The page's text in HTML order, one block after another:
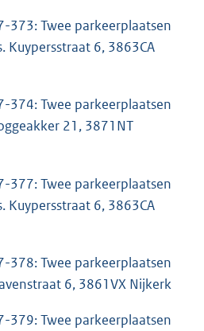
373: Twee parkeerplaatsen
Kuypersstraat 6, 3863CA
374: Twee parkeerplaatsen
21, 3871NT
377: Twee parkeerplaatsen
Kuypersstraat 6, 3863CA
378: Twee parkeerplaatsen
6, 3861VX Nijkerk
379: Twee parkeerplaatsen